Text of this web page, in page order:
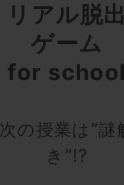
リアル脱
ゲーム
for
次の授業は“謎
き”!?